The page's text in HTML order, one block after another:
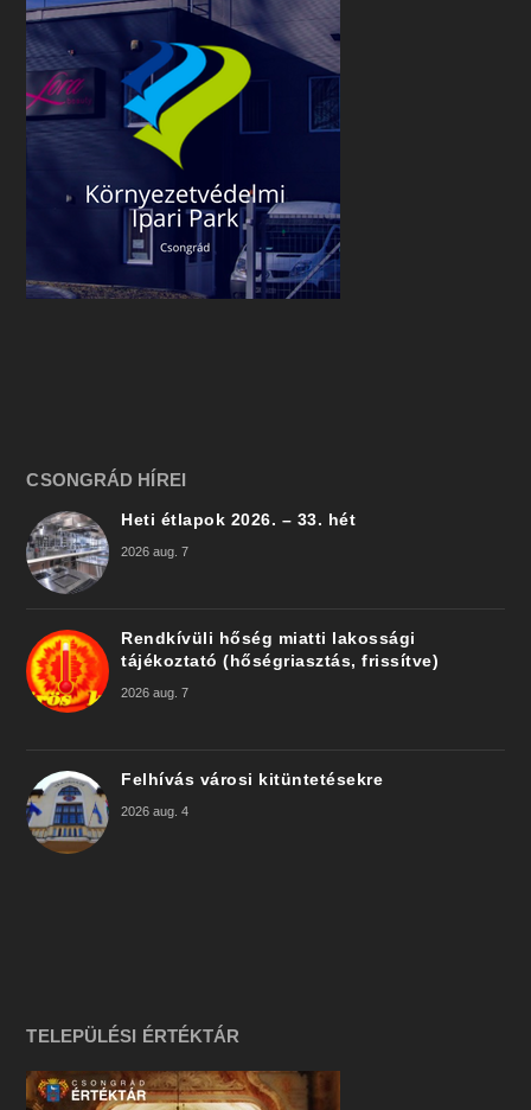
CSONGRÁD HÍREI
Heti étlapok 2026. – 33. hét
2026 aug. 7
Rendkívüli hőség miatti lakossági
tájékoztató (hőségriasztás, frissítve)
2026 aug. 7
Felhívás városi kitüntetésekre
2026 aug. 4
TELEPÜLÉSI ÉRTÉKTÁR